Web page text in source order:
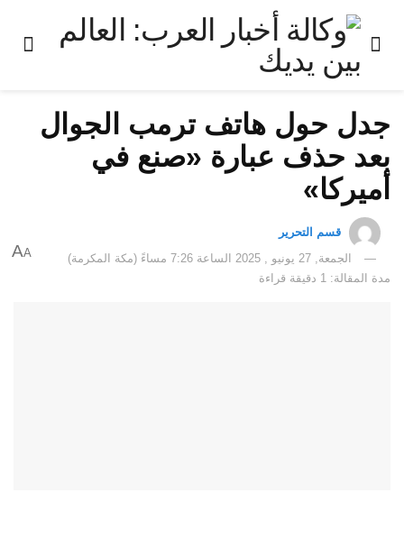
جدل حول هاتف ترمب الجوال
بعد حذف عبارة «صنع في
أميركا»
قسم التحرير
الجمعة, 27 يونيو , 2025 الساعة 7:26 مساءً (مكة المكرمة)
مدة المقالة: 1 دقيقة قراءة
A
A